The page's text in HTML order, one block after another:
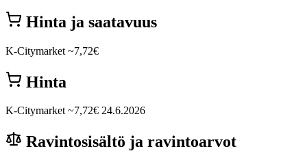
Hinta ja saatavuus
K-Citymarket ~7,72€
Hinta
K-Citymarket ~7,72€ 24.6.2026
Ravintosisältö ja ravintoarvot